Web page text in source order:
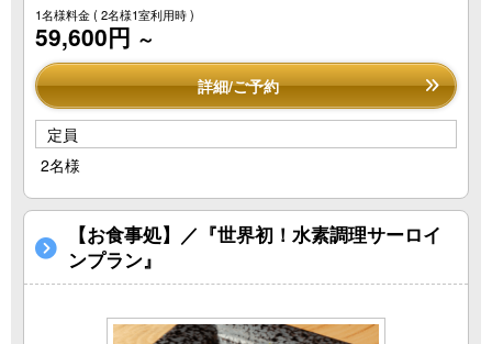
1名様料金( 2名様1室利用時 )
59,600円 ～
詳細/ご予約
定員
2名様
【お食事処】／『世界初！水素調理サーロイ
ンプラン』